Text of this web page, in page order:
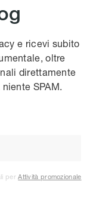
e ricevi subito
oltre
direttamente
SPAM.
perAttività promozionale